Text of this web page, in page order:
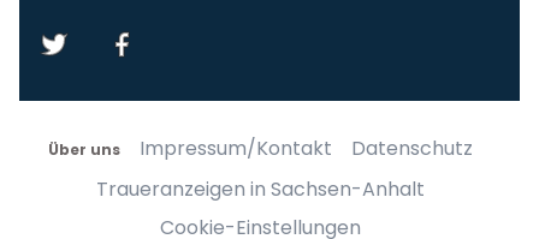
Über uns Impressum/Kontakt
Datenschutz
Traueranzeigen in Sachsen-Anhalt
Cookie-Einstellungen